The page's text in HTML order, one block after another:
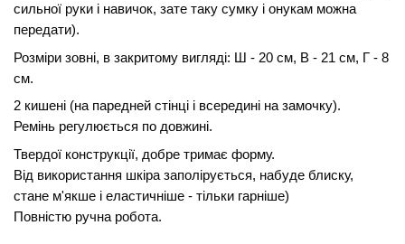
сильної руки і навичок, зате таку сумку і онукам можна
передати).
Розміри зовні, в закритому вигляді: Ш - 20 см, В - 21 см, Г - 8
см.
2 кишені (на паредней стінці і всередині на замочку).
Ремінь регулюється по довжині.
Твердої конструкції, добре тримає форму.
Від використання шкіра заполірується, набуде блиску,
стане м'якше і еластичніше - тільки гарніше)
Повністю ручна робота.